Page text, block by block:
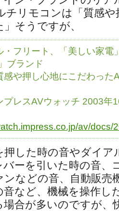
チリモコンは「質感や
そうですが、
リート、「美しい家電
ブランド
し心地にこだわった
AVウォッチ 2003年
av/docs/
押した時の音やダイア
バーを引いた時の音、
ンなどの音、自動販売
音など、機械を操作し
場合が多いのですが、